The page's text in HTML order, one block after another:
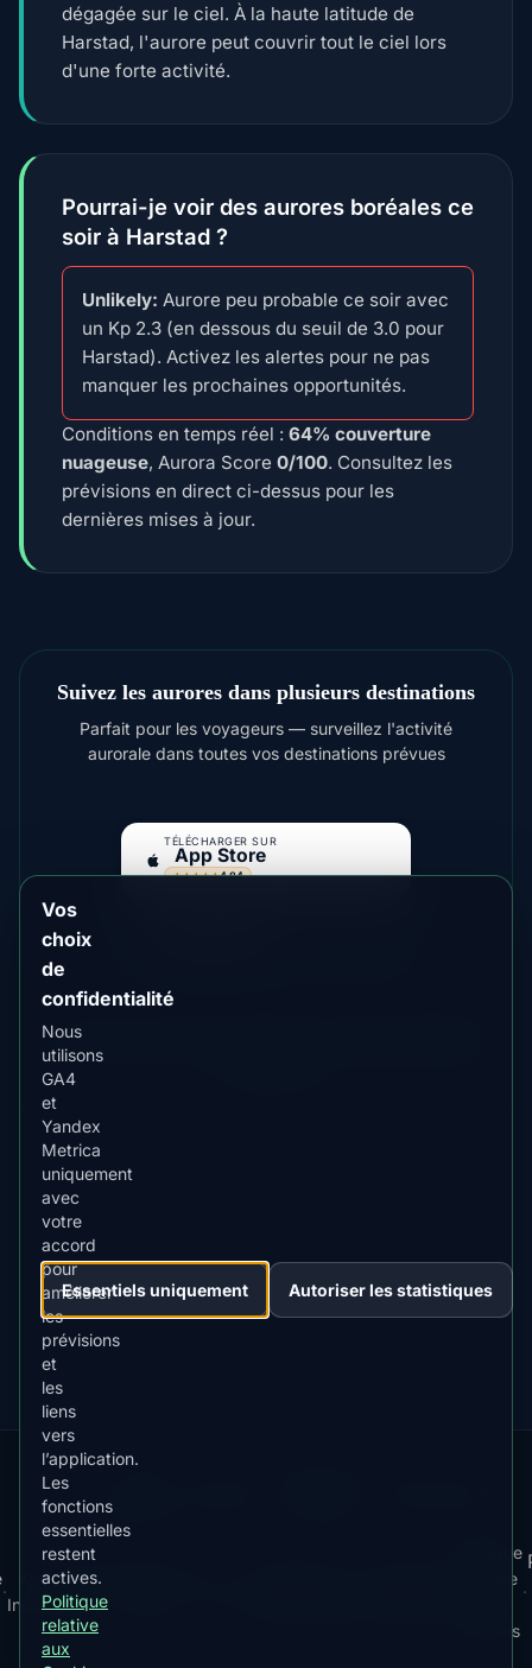
dégagée sur le ciel. À la haute latitude de
Harstad, l'aurore peut couvrir tout le ciel lors
d'une forte activité.
Pourrai-je voir des aurores boréales ce
soir à Harstad ?
Unlikely: Aurore peu probable ce soir avec
un Kp 2.3 (en dessous du seuil de 3.0 pour
Harstad). Activez les alertes pour ne pas
manquer les prochaines opportunités.
Conditions en temps réel : 64% couverture
nuageuse, Aurora Score 0/100. Consultez les
prévisions en direct ci-dessus pour les
dernières mises à jour.
Suivez les aurores dans plusieurs destinations
Parfait pour les voyageurs — surveillez l'activité
aurorale dans toutes vos destinations prévues
TÉLÉCHARGER SUR
App Store
★★★★★4.84
Pour des aurores plus lumineuses, envisagez
Google Play
Our
Apps:
Forecast
·
Index
Best
Time
Télécharger
Politique
relative
Cookies
·
Vos
choix
de
confidentialité
Nous
utilisons
GA4
et
Yandex
Metrica
uniquement
avec
votre
accord
pour
améliorer
les
prévisions
et
les
liens
vers
l’application.
Les
fonctions
essentielles
restent
actives.
Politique
relative
aux
Essentiels uniquement Autoriser les statistiques